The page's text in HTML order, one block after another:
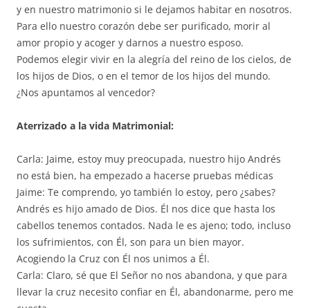
y en nuestro matrimonio si le dejamos habitar en nosotros.
Para ello nuestro corazón debe ser purificado, morir al
amor propio y acoger y darnos a nuestro esposo.
Podemos elegir vivir en la alegría del reino de los cielos, de
los hijos de Dios, o en el temor de los hijos del mundo.
¿Nos apuntamos al vencedor?
Aterrizado a la vida Matrimonial:
Carla: Jaime, estoy muy preocupada, nuestro hijo Andrés
no está bien, ha empezado a hacerse pruebas médicas
Jaime: Te comprendo, yo también lo estoy, pero ¿sabes?
Andrés es hijo amado de Dios. Él nos dice que hasta los
cabellos tenemos contados. Nada le es ajeno; todo, incluso
los sufrimientos, con Él, son para un bien mayor.
Acogiendo la Cruz con Él nos unimos a Él.
Carla: Claro, sé que El Señor no nos abandona, y que para
llevar la cruz necesito confiar en Él, abandonarme, pero me